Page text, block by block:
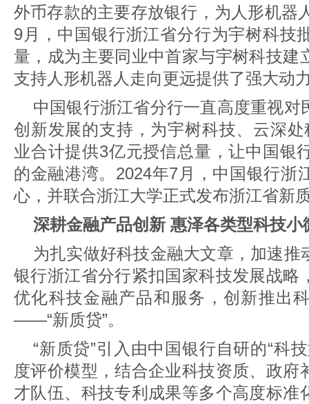
外币存款的主要存放银行，为人形机器
9月，中国银行浙江省分行为宇树科技
量，成为主要同业中首家与宇树科技建
支持人形机器人走向更远提供了强大动
中国银行浙江省分行一直高度重视对
创新发展的支持，为宇树科技、云深
业合计提供3亿元授信总量，让中国银
的金融港湾。2024年7月，中国银行浙
心，并联合浙江大学正式发布浙江省新
深耕金融产品创新 惠泽各类型科技小
为扎实做好科技金融大文章，加速推
银行浙江省分行紧扣国家科技发展战略
优化科技金融产品和服务，创新推出
——“新质贷”。
“新质贷”引入由中国银行自研的“科
度评价模型，结合企业科技资质、政府
才队伍、科技专利成果等多个高度标准